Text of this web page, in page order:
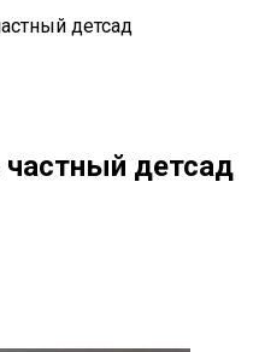
детсад
детсад